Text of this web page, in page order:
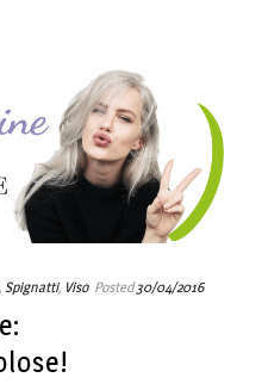
, Spignatti, Viso Posted 30/04/2016